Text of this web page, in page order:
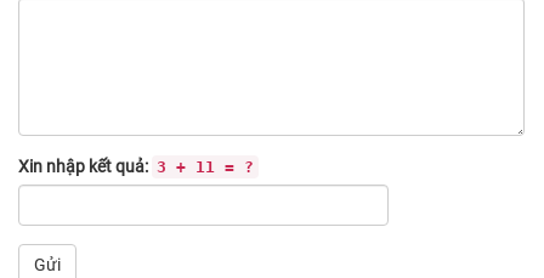
Xin nhập kết quả: 3 + 11 = ?
Gửi